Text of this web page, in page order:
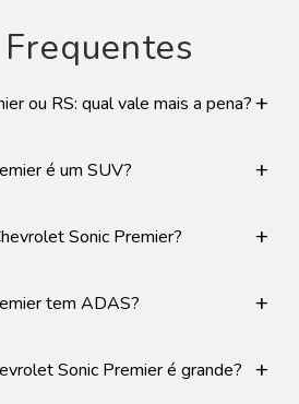
ou RS: qual vale mais a pena?+
é um SUV? +
Sonic Premier? +
tem ADAS? +
Sonic Premier é grande? +